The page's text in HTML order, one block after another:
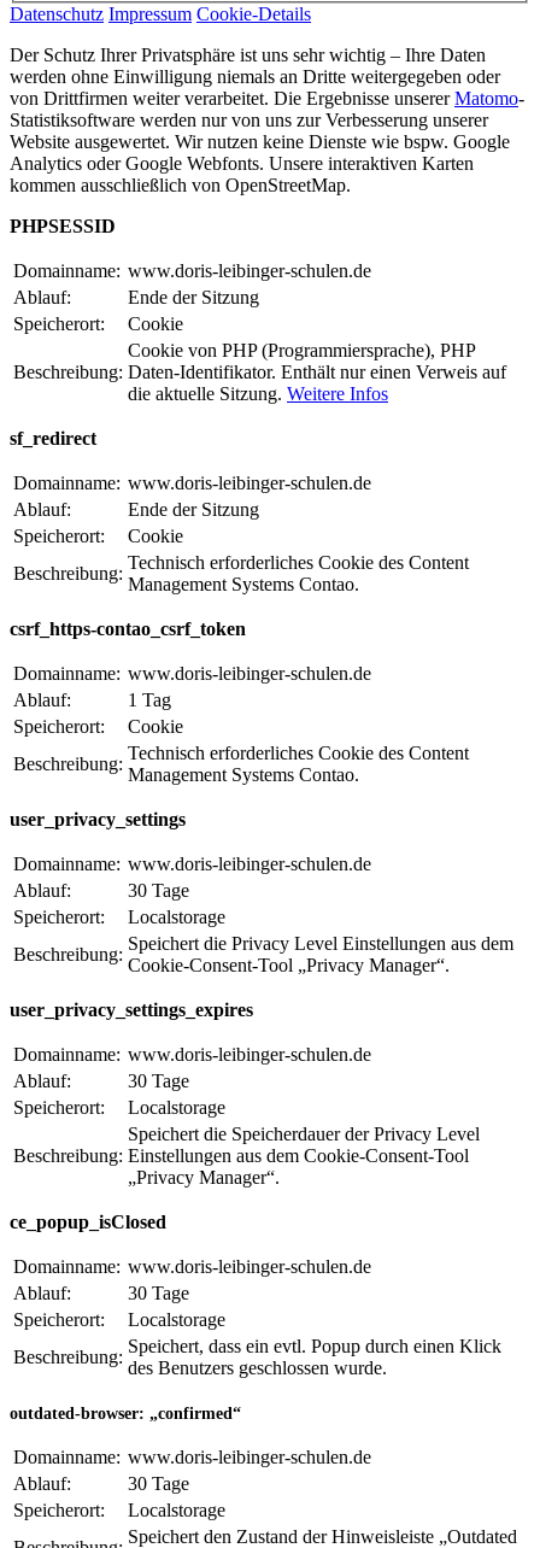
Datenschutz Impressum Cookie-Details
Der Schutz Ihrer Privatsphäre ist uns sehr wichtig – Ihre Daten
werden ohne Einwilligung niemals an Dritte weitergegeben oder
von Drittfirmen weiter verarbeitet. Die Ergebnisse unsererMatomo-
Statistiksoftware werden nur von uns zur Verbesserung unserer
Website ausgewertet. Wir nutzen keine Dienste wie bspw. Google
Analytics oder Google Webfonts. Unsere interaktiven Karten
kommen ausschließlich von OpenStreetMap.
PHPSESSID
Domainname: www.doris-leibinger-schulen.de
Ablauf:
Ende der Sitzung
Speicherort:
Cookie
Beschreibung:
Cookie von PHP (Programmiersprache), PHP
Daten-Identifikator. Enthält nur einen Verweis auf
die aktuelle Sitzung. Weitere Infos
sf_redirect
Domainname: www.doris-leibinger-schulen.de
Ablauf:
Ende der Sitzung
Speicherort:
Cookie
Beschreibung:
Technisch erforderliches Cookie des Content
Management Systems Contao.
csrf_https-contao_csrf_token
Domainname: www.doris-leibinger-schulen.de
Ablauf:
1 Tag
Speicherort:
Cookie
Beschreibung:
Technisch erforderliches Cookie des Content
Management Systems Contao.
user_privacy_settings
Domainname: www.doris-leibinger-schulen.de
Ablauf:
30 Tage
Speicherort:
Localstorage
Beschreibung:
Speichert die Privacy Level Einstellungen aus dem
Cookie-Consent-Tool „Privacy Manager“.
user_privacy_settings_expires
Domainname: www.doris-leibinger-schulen.de
Ablauf:
30 Tage
Speicherort:
Localstorage
Beschreibung:
Speichert die Speicherdauer der Privacy Level
Einstellungen aus dem Cookie-Consent-Tool
„Privacy Manager“.
ce_popup_isClosed
Domainname: www.doris-leibinger-schulen.de
Ablauf:
30 Tage
Speicherort:
Localstorage
Beschreibung:
Speichert, dass ein evtl. Popup durch einen Klick
des Benutzers geschlossen wurde.
outdated-browser: „confirmed“
Domainname: www.doris-leibinger-schulen.de
Ablauf:
30 Tage
Speicherort:
Localstorage
Speichert den Zustand der Hinweisleiste „Outdated